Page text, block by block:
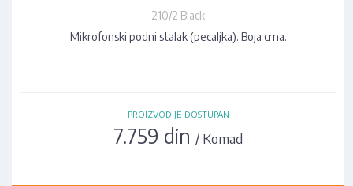
210/2 Black
Mikrofonski podni stalak (pecaljka). Boja crna.
PROIZVOD JE DOSTUPAN
7.759 din / Komad